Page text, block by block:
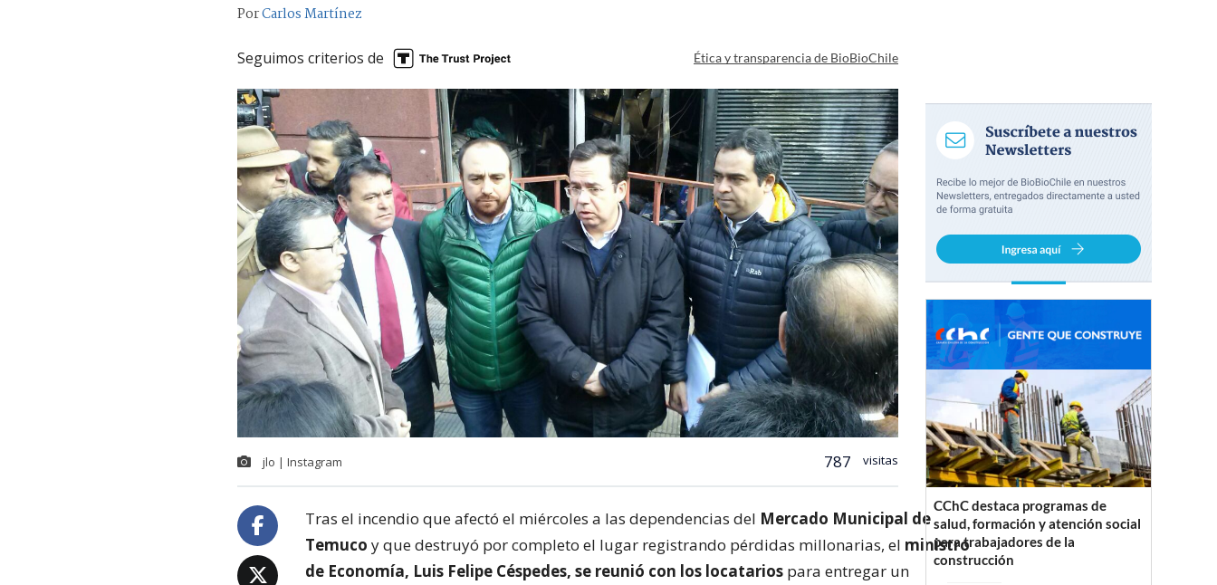
PorCarlos Martínez
Seguimos criterios de Ética y transparencia de BioBioChile
jlo | Instagram 787 visitas
Tras el incendio que afectó el miércoles a las dependencias del Mercado Municipal de
Temuco y que destruyó por completo el lugar registrando pérdidas millonarias, el ministro
de Economía, Luis Felipe Céspedes, se reunió con los locatarios para entregar un
CChC destaca programas de
salud, formación y atención social
para trabajadores de la
construcción